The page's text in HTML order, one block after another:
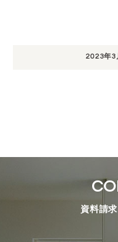
2023年3
資料請